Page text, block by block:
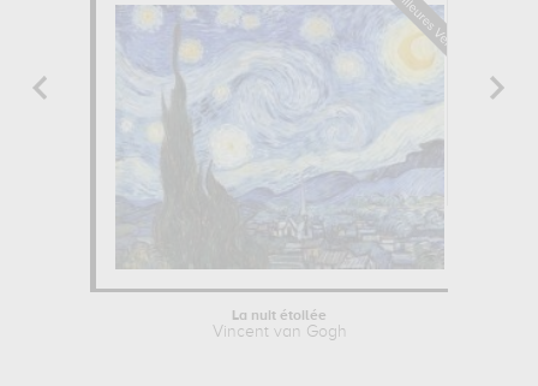
La nuit étoilée
Vincent van Gogh